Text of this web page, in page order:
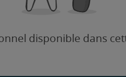
disponible dans